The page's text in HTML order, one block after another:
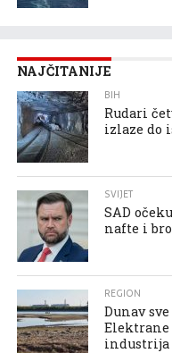
NAJČITANIJE
BIH
Rudari
izlaze do
SVIJET
SAD
nafte i
REGION
Dunav
Elektrane